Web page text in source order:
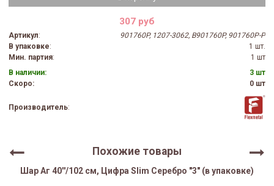
307 руб
Артикул:
901760P, 1207-3062, B901760P, 901760P-P
В упаковке:
1 шт.
Мин. партия:
1 шт
В наличии:
3 шт
Скоро:
0 шт
Производитель:
Похожие товары
Шар Аг 40''/102 см, Цифра Slim Серебро "3" (в упаковке)